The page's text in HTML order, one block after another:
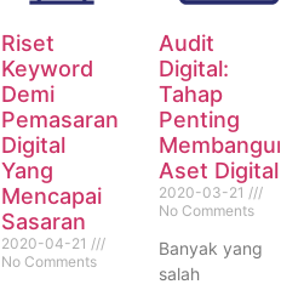
Riset
Keyword
Demi
Pemasaran
Digital
Yang
Mencapai
Sasaran
2020-04-21
No Comments
Audit
Digital:
Tahap
Penting
Membangun
Aset Digital
2020-03-21
No Comments
Banyak yang
salah